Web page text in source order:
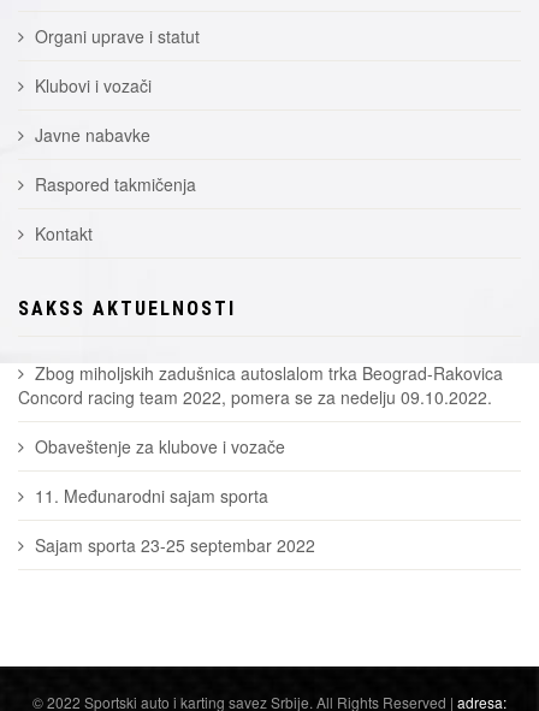
Organi uprave i statut
Klubovi i vozači
Javne nabavke
Raspored takmičenja
Kontakt
SAKSS AKTUELNOSTI
Zbog miholjskih zadušnica autoslalom trka Beograd-Rakovica
Concord racing team 2022, pomera se za nedelju 09.10.2022.
Obaveštenje za klubove i vozače
11. Međunarodni sajam sporta
Sajam sporta 23-25 septembar 2022
© 2022 Sportski auto i karting savez Srbije. All Rights Reserved | adresa: